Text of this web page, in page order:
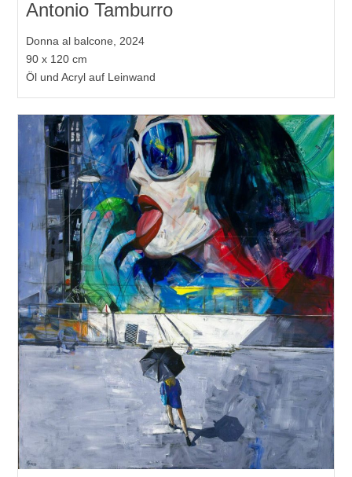
Antonio Tamburro
Donna al balcone, 2024
90 x 120 cm
Öl und Acryl auf Leinwand